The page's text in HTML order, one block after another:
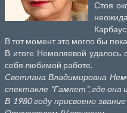
Стоя
В тот момент это могло бы
В итоге Немоляевой удалось
себя любимой работе.
Светлана Владимировна
спектакле "Гамлет", где
В 1980 году присвоено